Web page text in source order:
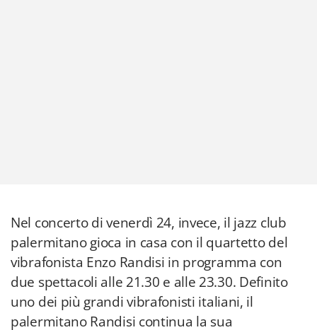
Nel concerto di venerdì 24, invece, il jazz club
palermitano gioca in casa con il quartetto del
vibrafonista Enzo Randisi in programma con
due spettacoli alle 21.30 e alle 23.30. Definito
uno dei più grandi vibrafonisti italiani, il
palermitano Randisi continua la sua